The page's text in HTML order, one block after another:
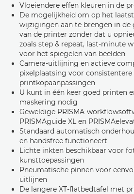
Vloeiendere effen kleuren in de
De mogelijkheid om op het
wijzigingen aan te brengen in de
van de printer zonder dat u
zoals step & repeat, last-minute
voor het spiegelen van beelden
Camera-uitlijning en actieve
pixelplaatsing voor consistentere
printkopaanpassingen
U kunt in één keer goed printen
maskering nodig
Geweldige PRISMA-
PRISMAguide XL en
Standaard automatisch
en handsfree functioneert
Lichte inkten beschikbaar voor
kunsttoepassingen
Pneumatische pinnen voor
uitlijnen
De langere XT-flatbedtafel met